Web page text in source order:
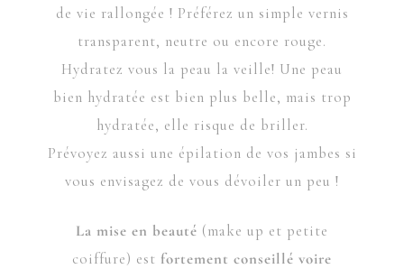
de vie rallongée ! Préférez un simple vernis
transparent, neutre ou encore rouge.
Hydratez vous la peau la veille! Une peau
bien hydratée est bien plus belle, mais trop
hydratée, elle risque de briller.
Prévoyez aussi une épilation de vos jambes si
vous envisagez de vous dévoiler un peu !
La mise en beauté (make up et petite
coiffure) est fortement conseillé voire